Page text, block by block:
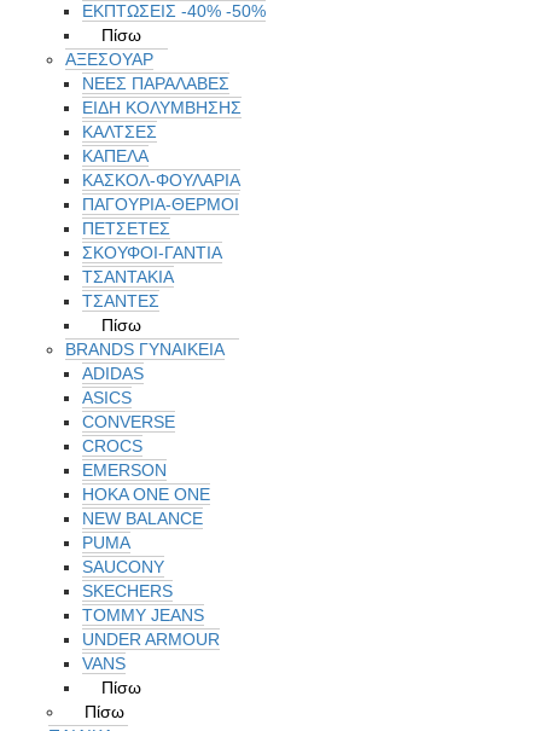
ΕΚΠΤΏΣΕΙΣ -40% -50%
Πίσω
ΑΞΕΣΟΥΑΡ
ΝΕΕΣ ΠΑΡΑΛΑΒΕΣ
ΕΙΔΗ ΚΟΛΥΜΒΗΣΗΣ
ΚΑΛΤΣΕΣ
ΚΑΠΕΛΑ
ΚΑΣΚΟΛ-ΦΟΥΛΑΡΙΑ
ΠΑΓΟΥΡΙΑ-ΘΕΡΜΟΙ
ΠΕΤΣΈΤΕΣ
ΣΚΟΥΦΟΙ-ΓΑΝΤΙΑ
ΤΣΑΝΤΑΚΙΑ
ΤΣΑΝΤΕΣ
Πίσω
BRANDS ΓΥΝΑΙΚΕΊΑ
ADIDAS
ASICS
CONVERSE
CROCS
EMERSON
HOKA ONE ONE
NEW BALANCE
PUMA
SAUCONY
SKECHERS
TOMMY JEANS
UNDER ARMOUR
VANS
Πίσω
Πίσω